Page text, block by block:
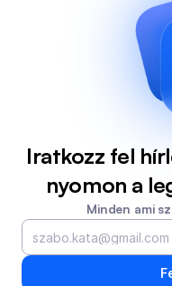
Iratkozz fel
nyomon a
Minden ami